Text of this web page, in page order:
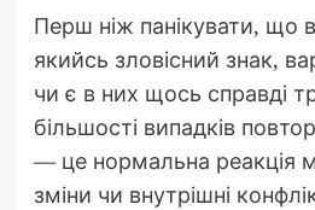
Перш ніж панікувати, що
якийсь зловісний знак,
чи є в них щось справді
більшості випадків
— це нормальна реакція
зміни чи внутрішні